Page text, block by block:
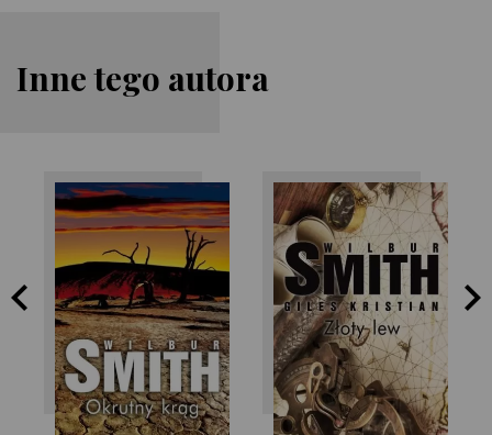
Inne tego autora
Wilbur Smith Wilbur Smith